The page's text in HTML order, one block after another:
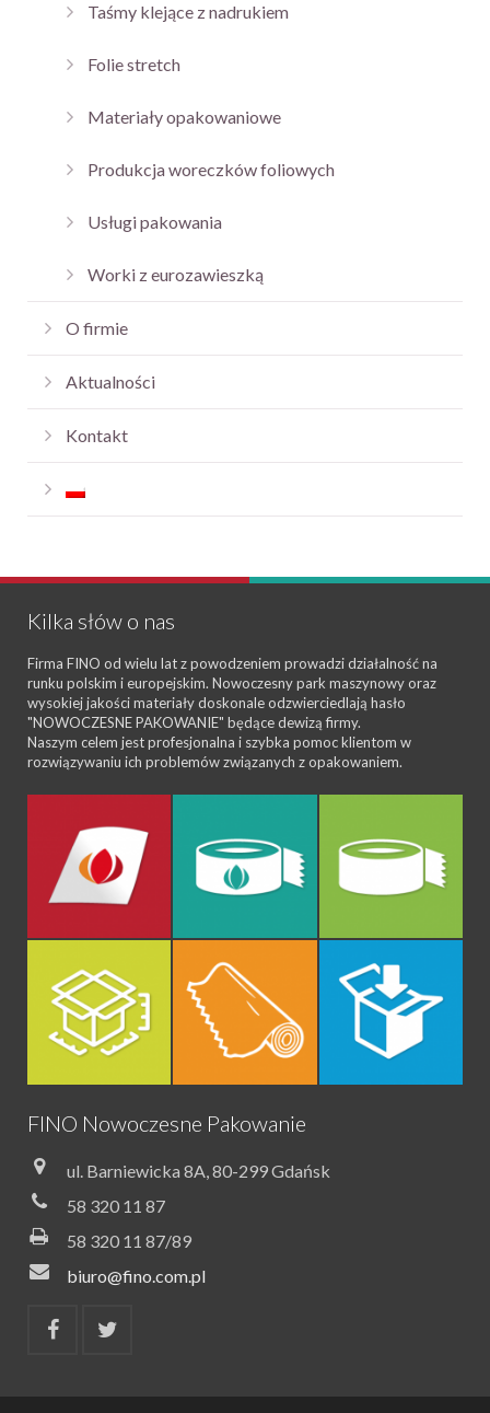
Taśmy klejące z nadrukiem
Folie stretch
Materiały opakowaniowe
Produkcja woreczków foliowych
Usługi pakowania
Worki z eurozawieszką
O firmie
Aktualności
Kontakt
Kilka słów o nas
Firma FINO od wielu lat z powodzeniem prowadzi działalność na
runku polskim i europejskim. Nowoczesny park maszynowy oraz
wysokiej jakości materiały doskonale odzwierciedlają hasło
"NOWOCZESNE PAKOWANIE" będące dewizą firmy.
Naszym celem jest profesjonalna i szybka pomoc klientom w
rozwiązywaniu ich problemów związanych z opakowaniem.
FINO Nowoczesne Pakowanie
ul. Barniewicka 8A, 80-299 Gdańsk
58 320 11 87
58 320 11 87/89
biuro@fino.com.pl